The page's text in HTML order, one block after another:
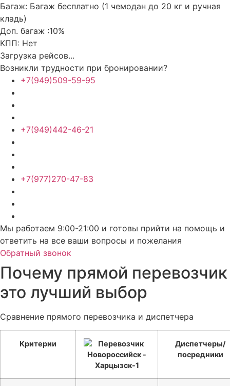
Багаж: Багаж бесплатно (1 чемодан до 20 кг и ручная
кладь)
Доп. багаж :10%
КПП: Нет
Загрузка рейсов...
Возникли трудности при бронировании?
+7(949)509-59-95
+7(949)442-46-21
+7(977)270-47-83
Мы работаем 9:00-21:00 и готовы прийти на помощь и
ответить на все ваши вопросы и пожелания
Обратный звонок
Почему прямой перевозчик
это лучший выбор
Сравнение прямого перевозчика и диспетчера
Критерии
Диспетчеры/
посредники